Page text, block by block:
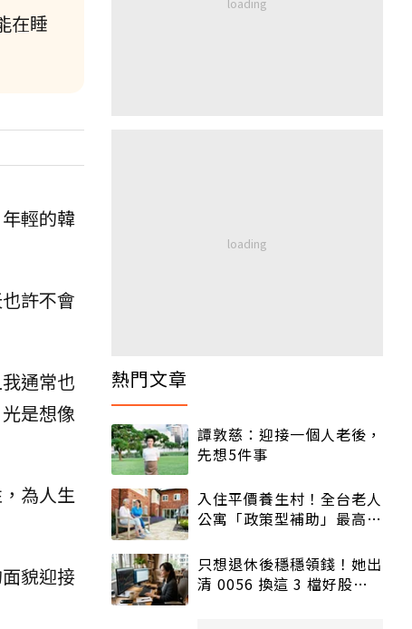
在睡
輕的韓
許不會
通常也
是想像
為人生
貌迎接
熱門文章
譚敦慈：迎接一個人老後，
先想5件事
入住平價養生村！全台老人
公寓「政策型補助」最高打
只想退休後穩穩領錢！她出
清 0056 換這 3 檔好股：